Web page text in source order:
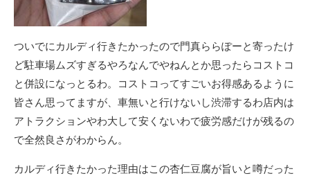
ついでにカルディ行きたかったので門真ららぽーと寄ったけ
ど駐車場ムズすぎるやろなんでやねんとか思ったらコストコ
と併設になっとるわ。コストコってすごいお得感あるように
皆さん思ってますが、車無いと行けないし渋滞するわ店内は
アトラクションやわ大して安くないわで疲労感だけが残るの
で全然良さがわからん。
カルディ行きたかった理由はこの杏仁豆腐が旨いと噂だった